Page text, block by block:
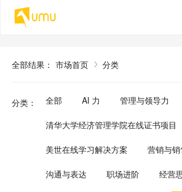
全部结果 ： 市场首页 分类
分类 ： 全部 AI 力 管理与领导力
清华大学经济管理学院在线证书项目
美世在线学习解决方案 营销与销
沟通与表达 职场进阶 经营